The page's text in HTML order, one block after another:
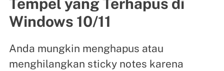
Tempel yang Terhapus di
Windows 10/11
Anda mungkin menghapus atau
menghilangkan sticky notes karena